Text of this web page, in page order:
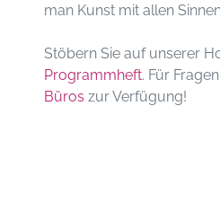
man Kunst mit allen
Stöbern Sie auf unserer
Programmheft. Für
Büros zur Verfügung!